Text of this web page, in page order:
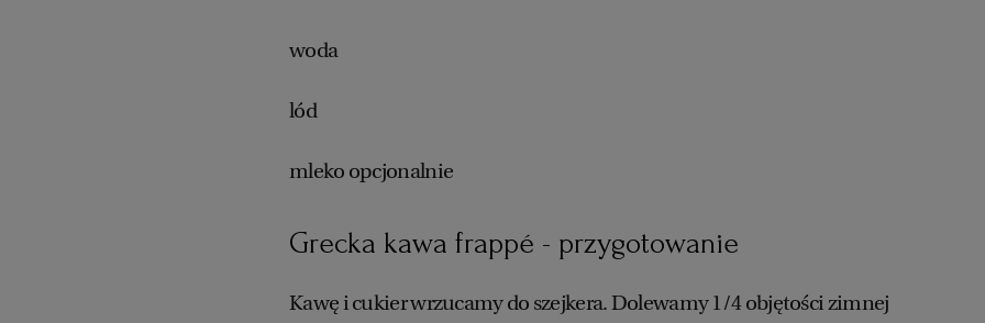
woda
lód
mleko opcjonalnie
Grecka kawa frappé - przygotowanie
Kawę i cukier wrzucamy do szejkera. Dolewamy 1/4 objętości zimnej